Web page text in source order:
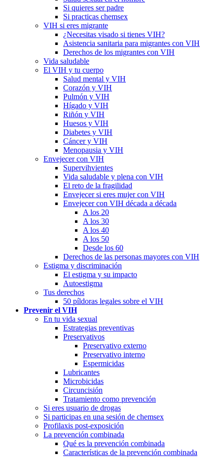
Si quieres ser padre
Si practicas chemsex
VIH si eres migrante
¿Necesitas visado si tienes VIH?
Asistencia sanitaria para migrantes con VIH
Derechos de los migrantes con VIH
Vida saludable
El VIH y tu cuerpo
Salud mental y VIH
Corazón y VIH
Pulmón y VIH
Hígado y VIH
Riñón y VIH
Huesos y VIH
Diabetes y VIH
Cáncer y VIH
Menopausia y VIH
Envejecer con VIH
Supervihvientes
Vida saludable y plena con VIH
El reto de la fragilidad
Envejecer si eres mujer con VIH
Envejecer con VIH década a década
A los 20
A los 30
A los 40
A los 50
Desde los 60
Derechos de las personas mayores con VIH
Estigma y discriminación
El estigma y su impacto
Autoestigma
Tus derechos
50 píldoras legales sobre el VIH
Prevenir el VIH
En tu vida sexual
Estrategias preventivas
Preservativos
Preservativo externo
Preservativo interno
Espermicidas
Lubricantes
Microbicidas
Circuncisión
Tratamiento como prevención
Si eres usuario de drogas
Si participas en una sesión de chemsex
Profilaxis post-exposición
La prevención combinada
Qué es la prevención combinada
Características de la prevención combinada